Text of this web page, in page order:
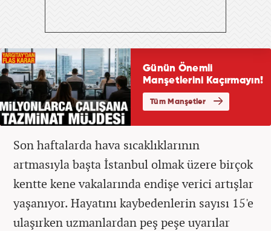
Son haftalarda hava sıcaklıklarının
artmasıyla başta İstanbul olmak üzere birçok
kentte kene vakalarında endişe verici artışlar
yaşanıyor. Hayatını kaybedenlerin sayısı 15'e
ulaşırken uzmanlardan peş peşe uyarılar